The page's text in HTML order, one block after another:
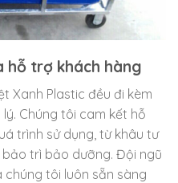
hỗ trợ khách hàng
Xanh Plastic đều đi kèm
Chúng tôi cam kết hỗ
trình sử dụng, từ khâu tư
trì bảo dưỡng. Đội ngũ
chúng tôi luôn sẵn sàng